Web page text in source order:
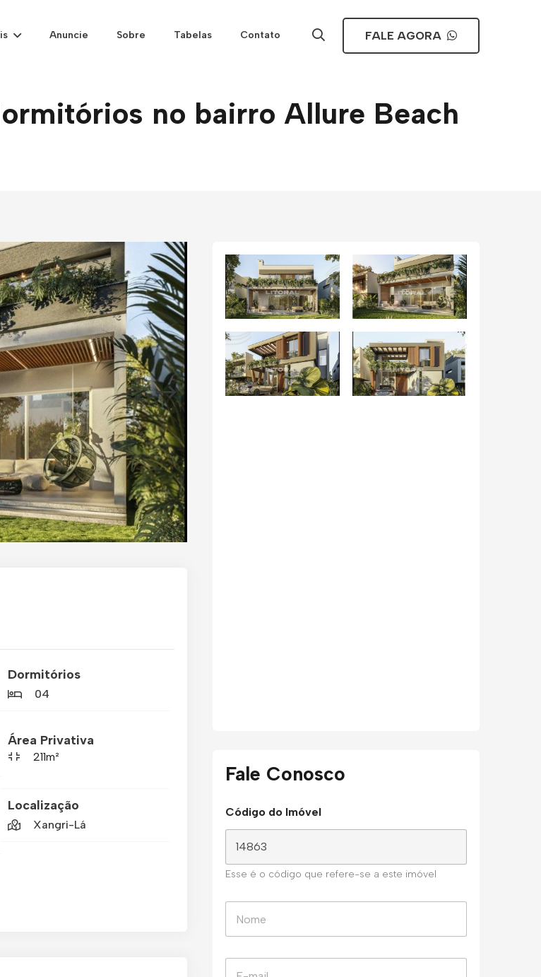
Anuncie Sobre Tabelas Contato FALE AGORA
no bairro Allure Beach
Dormitórios
04
Área Privativa
211m²
Localização
Xangri-Lá
Fale Conosco
Código do Imóvel
Esse é o código que refere-se a este imóvel